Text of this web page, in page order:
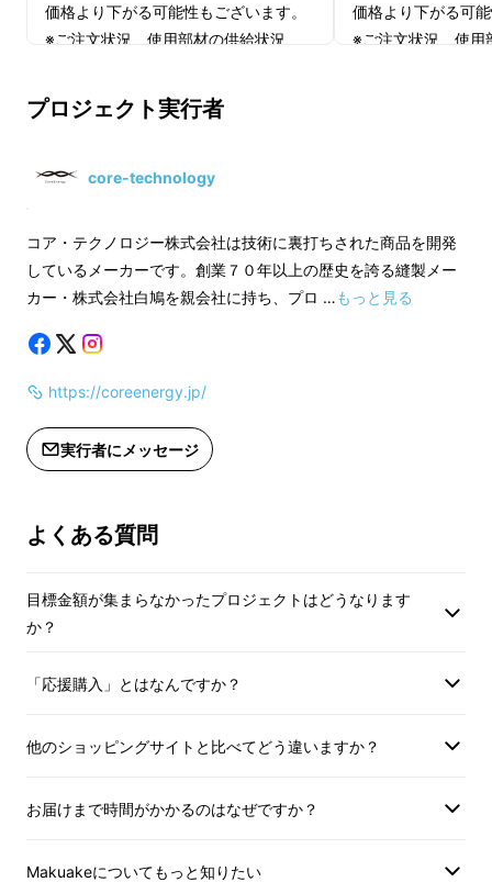
価格より下がる可能性もございます。
※ご注文状況、使用部材の供給状況、
遅れる場合があります。
価格より下がる可
※ご注文状況、使用
プロジェクト実行者
core-technology
コア・テクノロジー株式会社は技術に裏打ちされた商品を開発
しているメーカーです。創業７０年以上の歴史を誇る縫製メー
カー・株式会社白鳩を親会社に持ち、プロ …もっと見る
https://coreenergy.jp/
実行者にメッセージ
よくある質問
目標金額が集まらなかったプロジェクトはどうなります
か？
「応援購入」とはなんですか？
他のショッピングサイトと比べてどう違いますか？
お届けまで時間がかかるのはなぜですか？
Makuakeについてもっと知りたい